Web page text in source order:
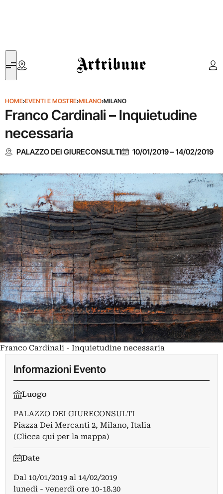
Artribune
HOME›EVENTI E MOSTRE›MILANO›MILANO
Franco Cardinali – Inquietudine
necessaria
PALAZZO DEI GIURECONSULTI 10/01/2019–14/02/2019
Franco Cardinali - Inquietudine necessaria
Informazioni Evento
Luogo
PALAZZO DEI GIURECONSULTI
Piazza Dei Mercanti 2, Milano, Italia
(Clicca qui per la mappa)
Date
Dal 10/01/2019 al 14/02/2019
lunedì - venerdì ore 10-18.30